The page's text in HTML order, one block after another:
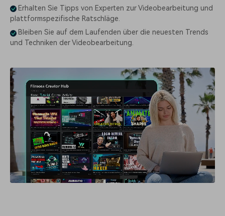
Erhalten Sie Tipps von Experten zur Videobearbeitung und
plattformspezifische Ratschläge.
Bleiben Sie auf dem Laufenden über die neuesten Trends
und Techniken der Videobearbeitung.